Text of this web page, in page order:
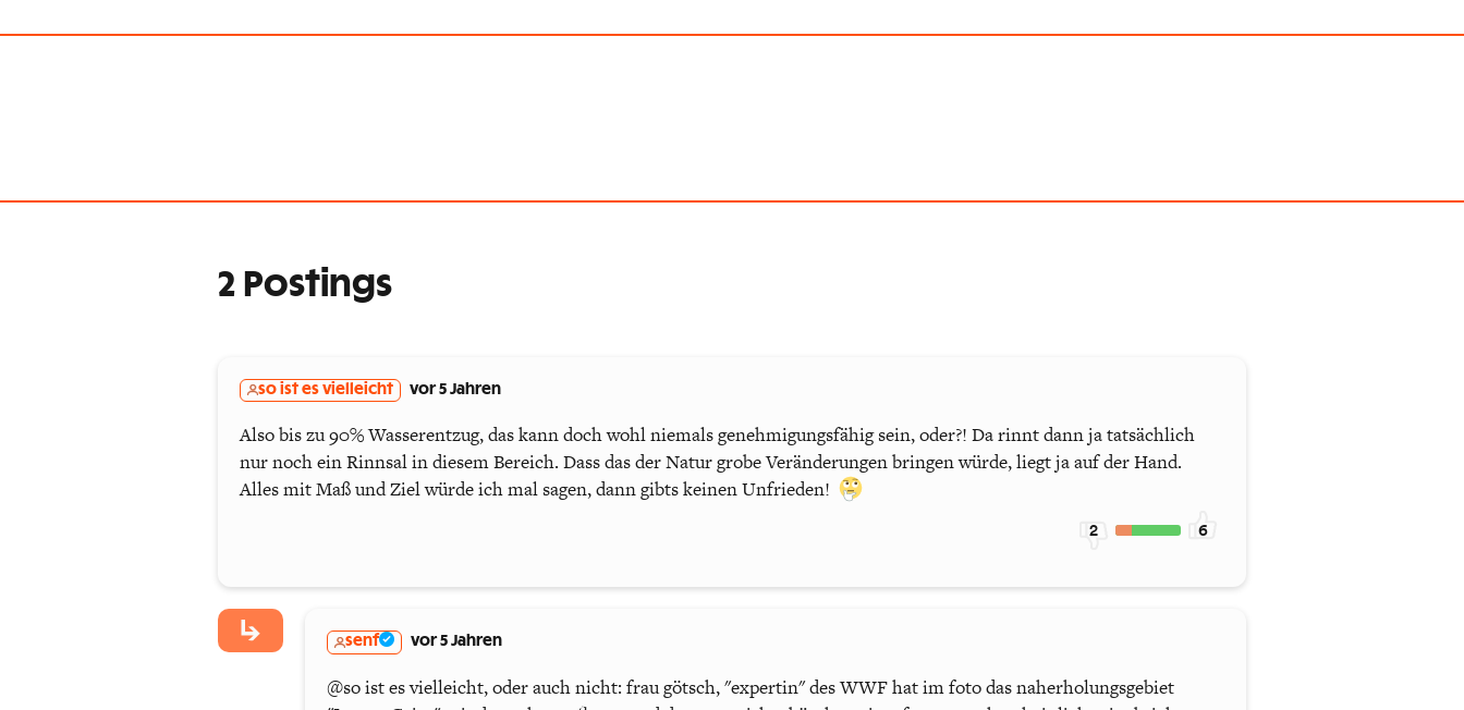
2 Postings
so ist es vielleicht vor 5 Jahren
Also bis zu 90% Wasserentzug, das kann doch wohl niemals genehmigungsfähig sein, oder?! Da rinnt dann ja tatsächlich
nur noch ein Rinnsal in diesem Bereich. Dass das der Natur grobe Veränderungen bringen würde, liegt ja auf der Hand.
Alles mit Maß und Ziel würde ich mal sagen, dann gibts keinen Unfrieden!
2 6
senf vor 5 Jahren
@so ist es vielleicht, oder auch nicht: frau götsch, "expertin" des WWF hat im foto das naherholungsgebiet